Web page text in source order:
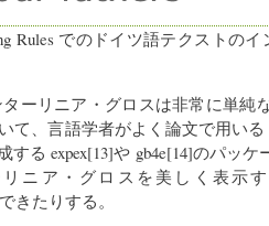
Rules でのドイツ語テクストの
ターリニア・グロスは非常に単純
て、言語学者がよく論文で用い
する expex[13]や gb4e[14]のパッ
ニア・グロスを美しく表示す
きたりする。